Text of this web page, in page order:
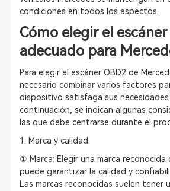
condiciones en todos los aspectos.
Cómo elegir el escáner
adecuado para
Para elegir el escáner OBD2 de
necesario combinar varios factores
dispositivo satisfaga sus necesidades
continuación, se indican algunas
las que debe centrarse durante el
1. Marca y calidad
① Marca: Elegir una marca reconocida
puede garantizar la calidad y
Las marcas reconocidas suelen tener